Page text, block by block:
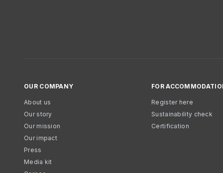
OUR COMPANY
About us
Our story
Our mission
Our impact
Press
Media kit
FOR
Register here
Sustainability check
Certification